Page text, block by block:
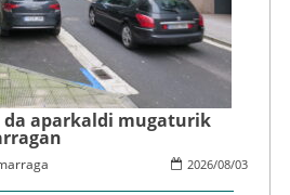
da aparkaldi mugaturik
2026/08/03